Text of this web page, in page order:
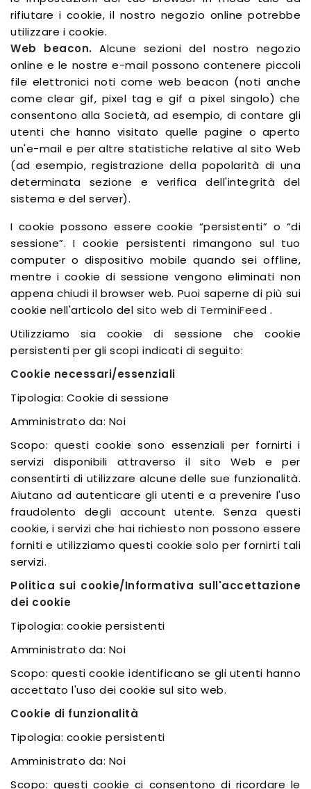
rifiutare i cookie, il nostro negozio online potrebbe
utilizzare i cookie.
Web beacon. Alcune sezioni del nostro negozio
online e le nostre e-mail possono contenere piccoli
file elettronici noti come web beacon (noti anche
come clear gif, pixel tag e gif a pixel singolo) che
consentono alla Società, ad esempio, di contare gli
utenti che hanno visitato quelle pagine o aperto
un'e-mail e per altre statistiche relative al sito Web
(ad esempio, registrazione della popolarità di una
determinata sezione e verifica dell'integrità del
sistema e del server).
I cookie possono essere cookie “persistenti” o “di
sessione”. I cookie persistenti rimangono sul tuo
computer o dispositivo mobile quando sei offline,
mentre i cookie di sessione vengono eliminati non
appena chiudi il browser web. Puoi saperne di più sui
cookie nell'articolo del sito web di TerminiFeed .
Utilizziamo sia cookie di sessione che cookie
persistenti per gli scopi indicati di seguito:
Cookie necessari/essenziali
Tipologia: Cookie di sessione
Amministrato da: Noi
Scopo: questi cookie sono essenziali per fornirti i
servizi disponibili attraverso il sito Web e per
consentirti di utilizzare alcune delle sue funzionalità.
Aiutano ad autenticare gli utenti e a prevenire l'uso
fraudolento degli account utente. Senza questi
cookie, i servizi che hai richiesto non possono essere
forniti e utilizziamo questi cookie solo per fornirti tali
servizi.
Politica sui cookie/Informativa sull'accettazione
dei cookie
Tipologia: cookie persistenti
Amministrato da: Noi
Scopo: questi cookie identificano se gli utenti hanno
accettato l'uso dei cookie sul sito web.
Cookie di funzionalità
Tipologia: cookie persistenti
Amministrato da: Noi
Scopo: questi cookie ci consentono di ricordare le